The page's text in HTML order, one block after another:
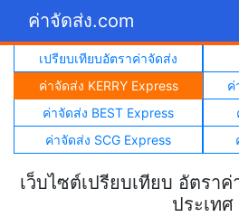
ค่าจัดส่ง.com
เปรียบเทียบอัตราค่าจัดส่ง
ค่าจัดส่ง KERRY Express
ค่
ค่าจัดส่ง BEST Express
ค่าจัดส่ง SCG Express
เว็บไซต์เปรียบเทียบ อัตรา
ประเทศ